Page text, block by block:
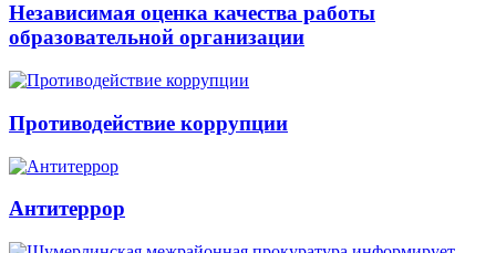
Независимая оценка качества работы
образовательной организации
Противодействие коррупции
Антитеррор